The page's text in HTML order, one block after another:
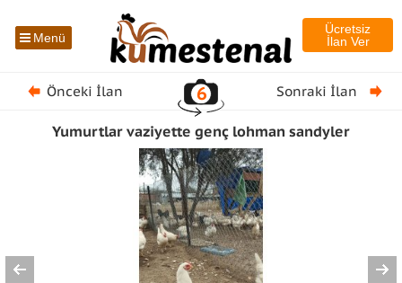
Menü
Ücretsiz
İlan Ver
Önceki İlan 6 Sonraki İlan
Yumurtlar vaziyette genç lohman sandyler